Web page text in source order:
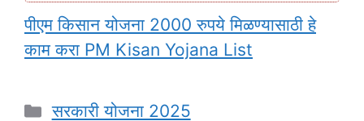
पीएम किसान योजना 2000 रुपये मिळण्यासाठी हे
काम करा PM Kisan Yojana List
Categories
सरकारी योजना 2025